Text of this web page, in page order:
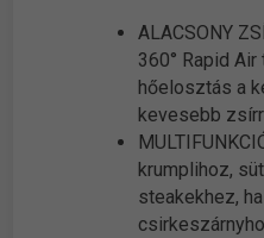
ALACSONY
360° Rapid
hőelosztás a
kevesebb
krumplihoz,
steakekhez,